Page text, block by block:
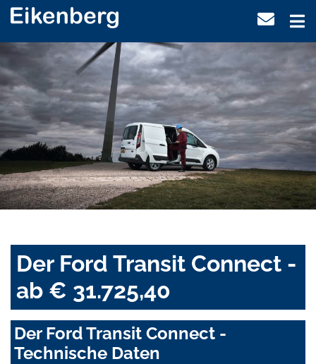
Der Ford Transit Connect -
ab € 31.725,40
Der Ford Transit Connect -
Technische Daten